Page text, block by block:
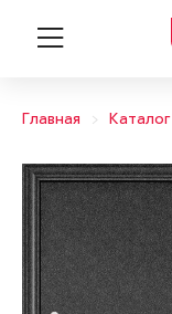
Главная Каталог